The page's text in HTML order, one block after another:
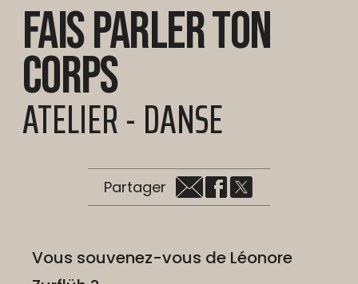
Fais parler ton
corps
ATELIER - DANSE
Partager
Vous souvenez-vous de Léonore